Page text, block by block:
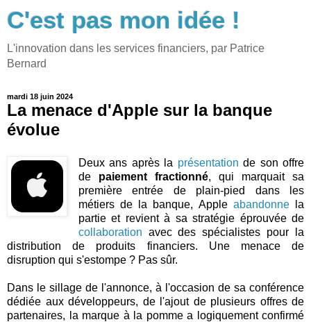
C'est pas mon idée !
L'innovation dans les services financiers, par Patrice
Bernard
mardi 18 juin 2024
La menace d'Apple sur la banque
évolue
Deux ans après la présentation de son offre
de paiement fractionné, qui marquait sa
première entrée de plain-pied dans les
métiers de la banque, Apple abandonnela
partie et revient à sa stratégie éprouvée de
collaboration avec des spécialistes pour la
distribution de produits financiers. Une menace de
disruption qui s'estompe ? Pas sûr.
Dans le sillage de l'annonce, à l'occasion de sa conférence
dédiée aux développeurs, de l'ajout de plusieurs offres de
partenaires, la marque à la pomme a logiquement confirmé